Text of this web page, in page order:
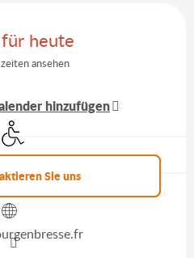
heute
ansehen
hinzufügen
Zugang für Behinderte
Agenda
Sie uns